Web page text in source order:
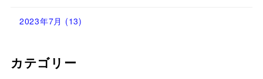
2023年7月 (13)
カテゴリー